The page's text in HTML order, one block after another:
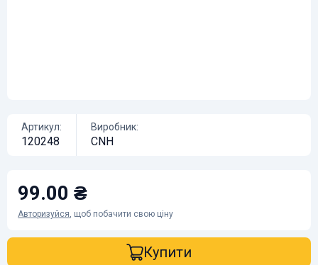
Артикул:
120248
Виробник:
CNH
99.00 ₴
Авторизуйся, щоб побачити свою ціну
Купити